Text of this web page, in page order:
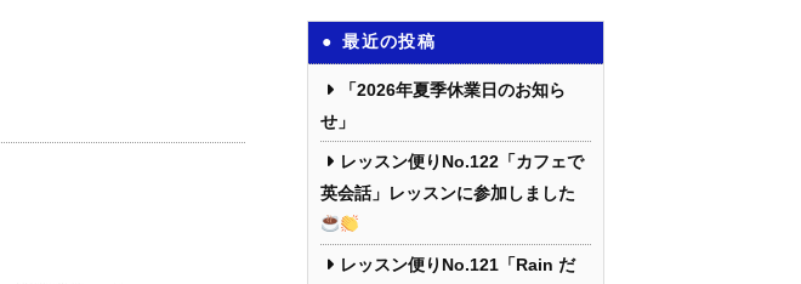
最近の投稿
「2026年夏季休業日のお知ら
せ」
レッスン便りNo.122「カフェで
英会話」レッスンに参加しました
レッスン便りNo.121「Rain だ